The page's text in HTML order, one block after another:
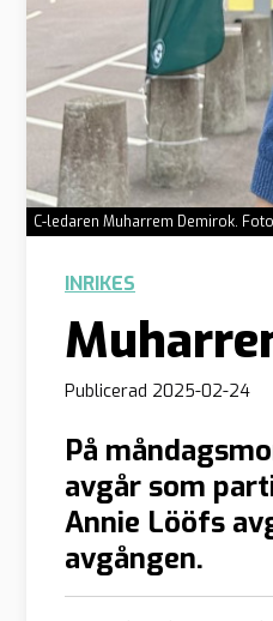
C-ledaren Muharrem Demirok.
INRIKES
Publicerad 2025-02-24
På
avgår som
Annie Lööfs
avgången.